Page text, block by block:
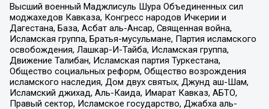
Высший военный Маджлисуль Шура Объединенных сил
моджахедов Кавказа, Конгресс народов Ичкерии и
Дагестана, База, Асбат аль-Ансар, Священная война,
Исламская группа, Братья-мусульмане, Партия исламского
освобождения, Лашкар-И-Тайба, Исламская группа,
Движение Талибан, Исламская партия Туркестана,
Общество социальных реформ, Общество возрождения
исламского наследия, Дом двух святых, Джунд аш-Шам,
Исламский джихад, Аль-Каида, Имарат Кавказ, АБТО,
Правый сектор, Исламское государство, Джабха аль-